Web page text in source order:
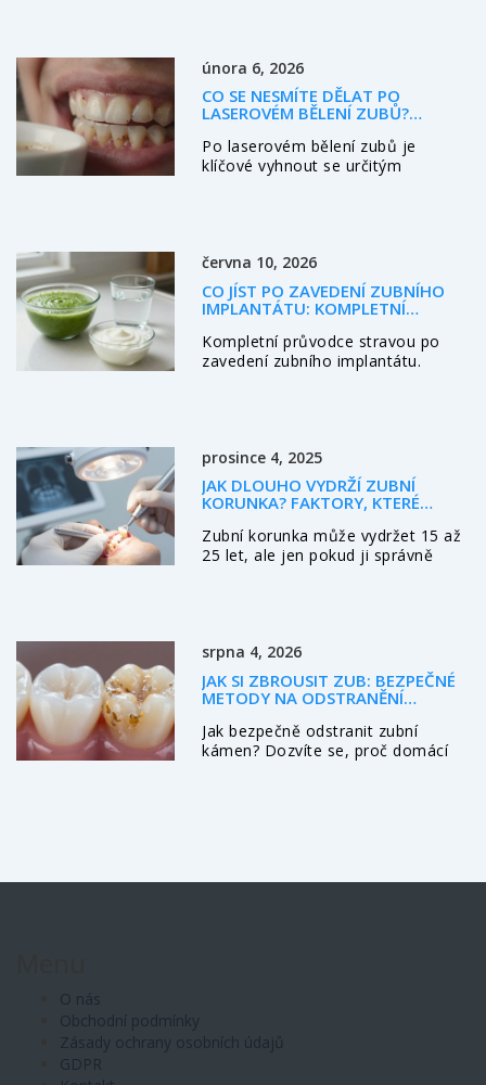
února 6, 2026
CO SE NESMÍTE DĚLAT PO
LASEROVÉM BĚLENÍ ZUBŮ?
VYHNOUT
Po laserovém bělení zubů je
klíčové vyhnout se určitým
června 10, 2026
CO JÍST PO ZAVEDENÍ ZUBNÍHO
IMPLANTÁTU: KOMPLETNÍ
Kompletní průvodce stravou po
zavedení zubního implantátu.
prosince 4, 2025
JAK DLOUHO VYDRŽÍ ZUBNÍ
KORUNKA? FAKTORY, KTERÉ
Zubní korunka může vydržet 15 až
25 let, ale jen pokud ji správně
srpna 4, 2026
JAK SI ZBROUSIT ZUB: BEZPEČNÉ
METODY NA ODSTRANĚNÍ
ZUBAŘE
Jak bezpečně odstranit zubní
kámen? Dozvíte se, proč domácí
O nás
Obchodní podmínky
Zásady ochrany osobních údajů
GDPR